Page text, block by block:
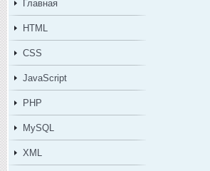
Главная
HTML
CSS
JavaScript
PHP
MySQL
XML